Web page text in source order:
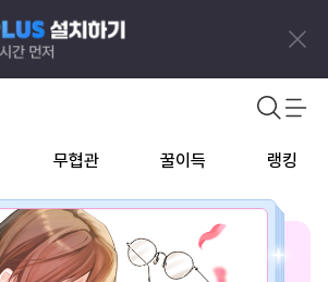
무협관 꿀이득 랭킹